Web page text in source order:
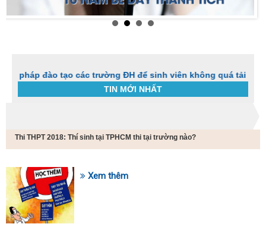
đào tạo các trường ĐH để sinh viên không quá tải với ngành
TIN MỚI NHẤT
Thi THPT 2018: Thí sinh tại TPHCM thi tại trường nào?
SỰ KIỆN HOT Xem thêm